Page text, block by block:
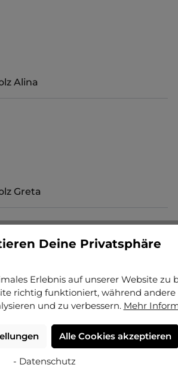
von 5 von 5 Sternen
Alina
von 4.89 von 5 Sternen
Greta
Deine Privatsphäre
Erlebnis auf unserer Website zu
richtig funktioniert, während andere
und zu verbessern. Mehr
Alle Cookies akzeptieren
- Datenschutz